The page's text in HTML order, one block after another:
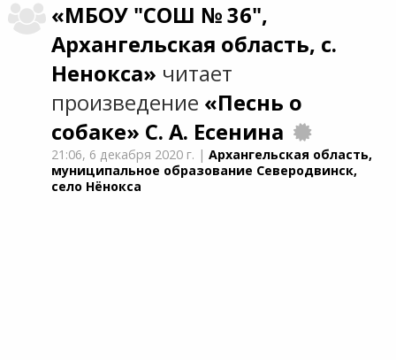
«МБОУ "СОШ № 36",
Архангельская область, с.
Ненокса» читает
произведение «Песнь о
собаке» С. А. Есенина
21:06, 6 декабря 2020 г. |Архангельская область,
муниципальное образование Северодвинск,
село Нёнокса